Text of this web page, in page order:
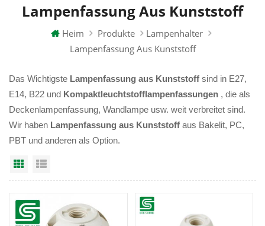
Lampenfassung Aus Kunststoff
Heim Produkte
Lampenhalter
Lampenfassung Aus Kunststoff
Das Wichtigste Lampenfassung aus Kunststoff sind in E27,
E14, B22 und Kompaktleuchtstofflampenfassungen , die als
Deckenlampenfassung, Wandlampe usw. weit verbreitet sind.
Wir haben Lampenfassung aus Kunststoff aus Bakelit, PC,
PBT und anderen als Option.
Grid View